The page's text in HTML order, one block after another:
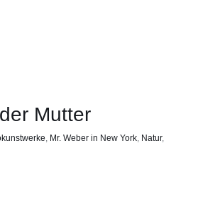
Mutter
Mr. Weber in New York Natur,